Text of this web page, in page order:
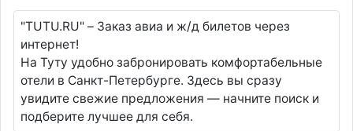
"TUTU.RU" – Заказ авиа и ж/д билетов через
интернет!
На Туту удобно забронировать комфортабельные
отели в Санкт-Петербурге. Здесь вы сразу
увидите свежие предложения — начните поиск и
подберите лучшее для себя.